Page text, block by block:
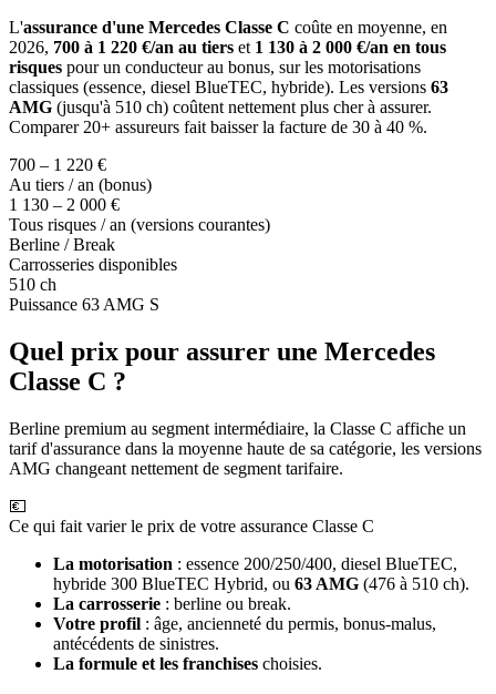
L'assurance d'une Mercedes Classe C coûte en moyenne, en
2026, 700 à 1 220 €/an au tiers et 1 130 à 2 000 €/an en tous
risques pour un conducteur au bonus, sur les motorisations
classiques (essence, diesel BlueTEC, hybride). Les versions 63
AMG (jusqu'à 510 ch) coûtent nettement plus cher à assurer.
Comparer 20+ assureurs fait baisser la facture de 30 à 40 %.
700 – 1 220 €
Au tiers / an (bonus)
1 130 – 2 000 €
Tous risques / an (versions courantes)
Berline / Break
Carrosseries disponibles
510 ch
Puissance 63 AMG S
Quel prix pour assurer une Mercedes
Classe C ?
Berline premium au segment intermédiaire, la Classe C affiche un
tarif d'assurance dans la moyenne haute de sa catégorie, les versions
AMG changeant nettement de segment tarifaire.
💶
Ce qui fait varier le prix de votre assurance Classe C
La motorisation : essence 200/250/400, diesel BlueTEC,
hybride 300 BlueTEC Hybrid, ou 63 AMG (476 à 510 ch).
La carrosserie : berline ou break.
Votre profil : âge, ancienneté du permis, bonus-malus,
antécédents de sinistres.
La formule et les franchises choisies.